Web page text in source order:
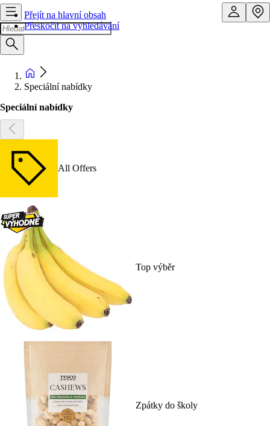
Přejít na hlavní obsah
Přeskočit na vyhledávání
Speciální nabídky
Speciální nabídky
All Offers
Top výběr
Zpátky do školy